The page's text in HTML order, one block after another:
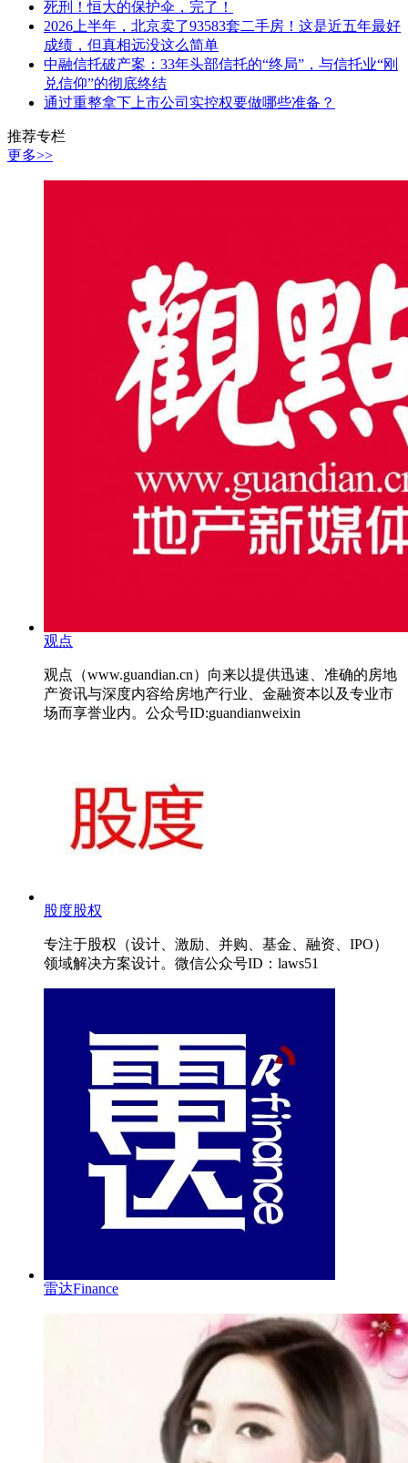
死刑！恒大的保护伞，完了！
2026上半年，北京卖了93583套二手房！这是近五年最好
成绩，但真相远没这么简单
中融信托破产案：33年头部信托的“终局”，与信托业“刚
兑信仰”的彻底终结
通过重整拿下上市公司实控权要做哪些准备？
推荐专栏
更多>>
观点
观点（www.guandian.cn）向来以提供迅速、准确的房地
产资讯与深度内容给房地产行业、金融资本以及专业市
场而享誉业内。公众号ID:guandianweixin
股度股权
专注于股权（设计、激励、并购、基金、融资、IPO）
领域解决方案设计。微信公众号ID：laws51
雷达Finance